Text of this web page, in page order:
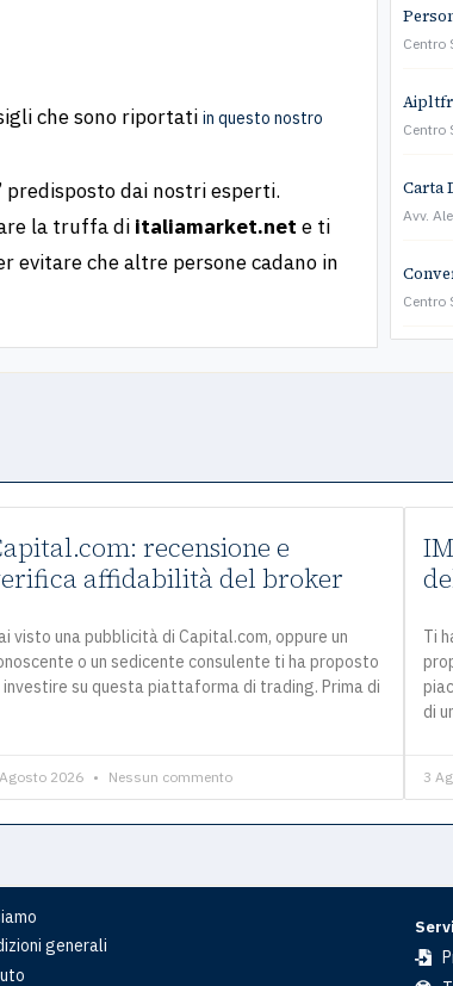
che sono riportati in questo nostro
dai nostri esperti.
la truffa di italiamarket.net e ti
evitare che altre persone cadano in
Centro
Centro
Carta
Avv.
Centro
recensione e
affidabilità del broker
visto una pubblicità di Capital.com, oppure un
o un sedicente consulente ti ha proposto
investire su questa piattaforma di trading. Prima di
2026 Nessun commento
Ti
di
3
generali